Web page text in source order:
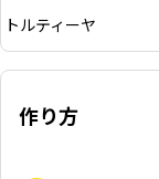
トルティーヤ
作り方